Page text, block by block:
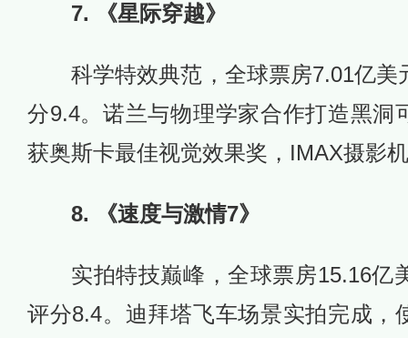
7. 《星际穿越》
科学特效典范，全球票房7.01亿
分9.4。诺兰与物理学家合作打造黑洞
获奥斯卡最佳视觉效果奖，IMAX摄影
8. 《速度与激情7》
实拍特技巅峰，全球票房15.16亿
评分8.4。迪拜塔飞车场景实拍完成，